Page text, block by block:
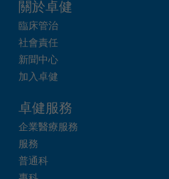
關於卓健
臨床管治
社會責任
新聞中心
加入卓健
卓健服務
企業醫療服務
服務
普通科